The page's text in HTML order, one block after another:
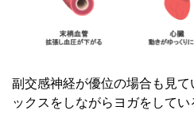
副交感神経が優位の場合も見
ックスをしながらヨガをしてい